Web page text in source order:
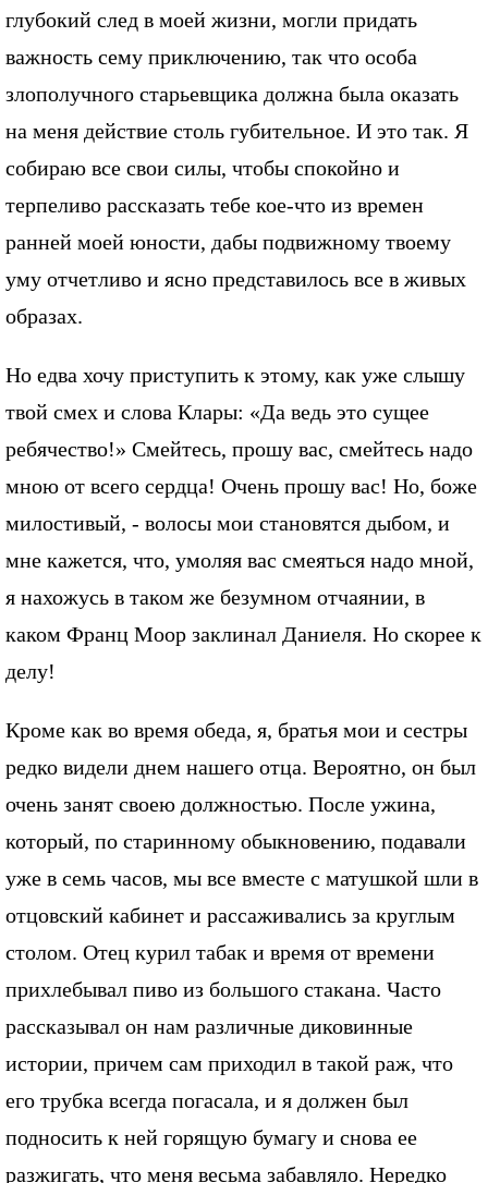
глубокий след в моей жизни, могли придать
важность сему приключению, так что особа
злополучного старьевщика должна была оказать
на меня действие столь губительное. И это так. Я
собираю все свои силы, чтобы спокойно и
терпеливо рассказать тебе кое-что из времен
ранней моей юности, дабы подвижному твоему
уму отчетливо и ясно представилось все в живых
образах.
Но едва хочу приступить к этому, как уже слышу
твой смех и слова Клары: «Да ведь это сущее
ребячество!» Смейтесь, прошу вас, смейтесь надо
мною от всего сердца! Очень прошу вас! Но, боже
милостивый, - волосы мои становятся дыбом, и
мне кажется, что, умоляя вас смеяться надо мной,
я нахожусь в таком же безумном отчаянии, в
каком Франц Моор заклинал Даниеля. Но скорее к
делу!
Кроме как во время обеда, я, братья мои и сестры
редко видели днем нашего отца. Вероятно, он был
очень занят своею должностью. После ужина,
который, по старинному обыкновению, подавали
уже в семь часов, мы все вместе с матушкой шли в
отцовский кабинет и рассаживались за круглым
столом. Отец курил табак и время от времени
прихлебывал пиво из большого стакана. Часто
рассказывал он нам различные диковинные
истории, причем сам приходил в такой раж, что
его трубка всегда погасала, и я должен был
подносить к ней горящую бумагу и снова ее
разжигать, что меня весьма забавляло. Нередко